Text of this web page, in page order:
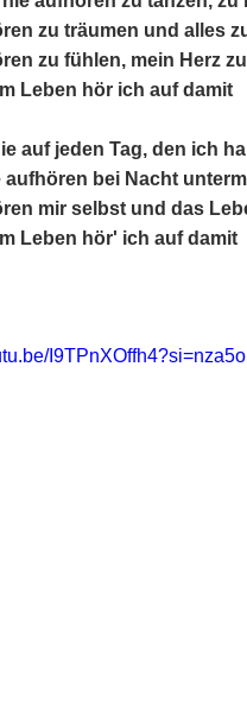
zu träumen und alles
zu fühlen, mein Herz
Leben hör ich auf damit
auf jeden Tag, den ich
aufhören bei Nacht
mir selbst und das
Leben hör' ich auf damit